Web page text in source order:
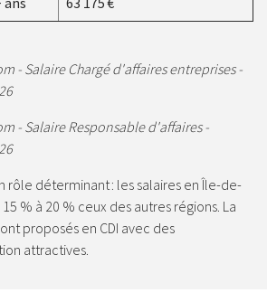
- Salaire Chargé d'affaires entreprises -
- Salaire Responsable d'affaires -
rôle déterminant : les salaires en Île-de-
% à 20 % ceux des autres régions. La
proposés en CDI avec des
attractives.